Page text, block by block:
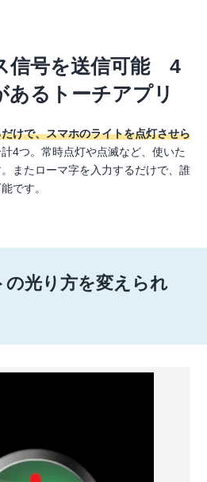
信号を送信可能 4
あるトーチアプリ
けで、スマホのライトを点灯させら
4つ。常時点灯や点滅など、使いた
またローマ字を入力するだけで、誰
です。
光り方を変えられ